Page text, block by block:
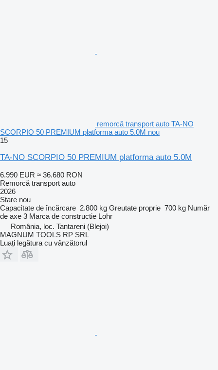
remorcă transport auto TA-NO
SCORPIO 50 PREMIUM platforma auto 5.0M nou
15
TA-NO SCORPIO 50 PREMIUM platforma auto 5.0M
6.990 EUR ≈ 36.680 RON
Remorcă transport auto
2026
Stare nou
Capacitate de încărcare 2.800 kg Greutate proprie 700 kg Număr
de axe 3 Marca de constructie Lohr
România, loc. Tantareni (Blejoi)
MAGNUM TOOLS RP SRL
Luați legătura cu vânzătorul